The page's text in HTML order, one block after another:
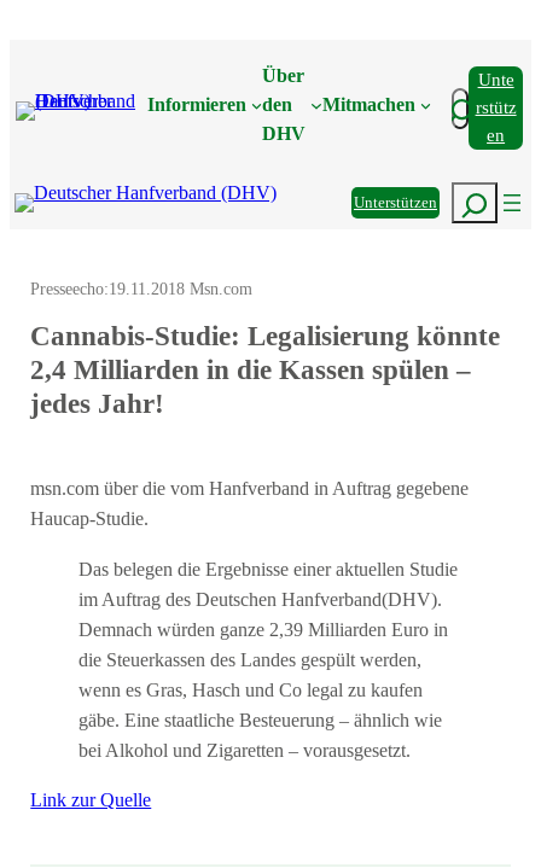
Informieren
Über
den
DHV
Mitmachen Suchen
Unte
Rstütz
En
UnterstützenSuchen
Presseecho:19.11.2018 Msn.com
Cannabis-Studie: Legalisierung könnte
2,4 Milliarden in die Kassen spülen –
jedes Jahr!
msn.com über die vom Hanfverband in Auftrag gegebene
Haucap-Studie.
Das belegen die Ergebnisse einer aktuellen Studie
im Auftrag des Deutschen Hanfverband(DHV).
Demnach würden ganze 2,39 Milliarden Euro in
die Steuerkassen des Landes gespült werden,
wenn es Gras, Hasch und Co legal zu kaufen
gäbe. Eine staatliche Besteuerung – ähnlich wie
bei Alkohol und Zigaretten – vorausgesetzt.
Link zur Quelle